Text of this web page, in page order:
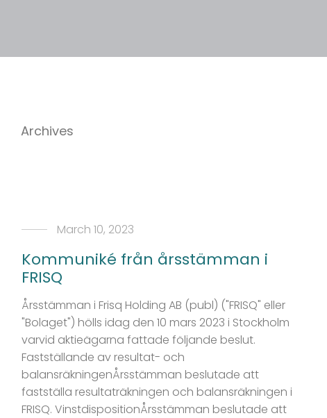
Archives
March 10, 2023
Kommuniké från årsstämman i
FRISQ
Årsstämman i Frisq Holding AB (publ) ("FRISQ" eller
"Bolaget") hölls idag den 10 mars 2023 i Stockholm
varvid aktieägarna fattade följande beslut.
Fastställande av resultat- och
balansräkningenÅrsstämman beslutade att
fastställa resultaträkningen och balansräkningen i
FRISQ. VinstdispositionÅrsstämman beslutade att